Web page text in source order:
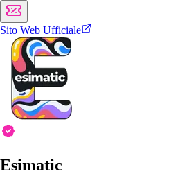
Sito Web Ufficiale
Esimatic